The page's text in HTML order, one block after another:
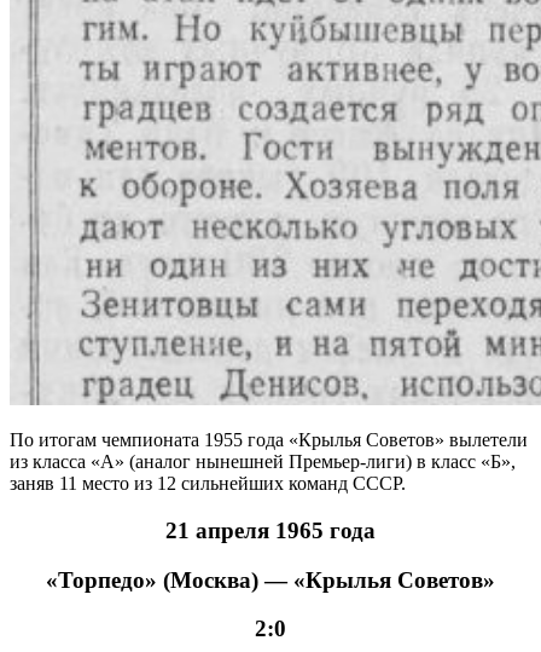
По итогам чемпионата 1955 года «Крылья Советов» вылетели
из класса «А» (аналог нынешней Премьер-лиги) в класс «Б»,
заняв 11 место из 12 сильнейших команд СССР.
21 апреля 1965 года
«Торпедо» (Москва) — «Крылья Советов»
2:0